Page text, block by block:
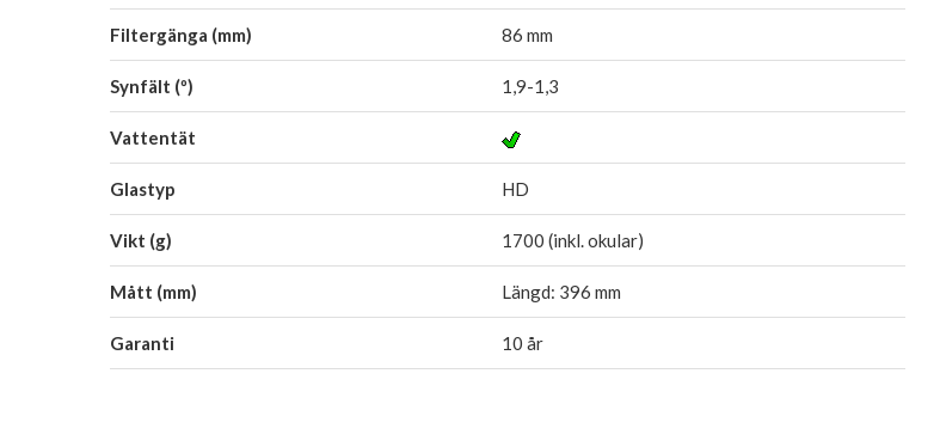
Filtergänga (mm) 86 mm
Synfält (º) 1,9-1,3
Vattentät
Glastyp HD
Vikt (g) 1700 (inkl. okular)
Mått (mm) Längd: 396 mm
Garanti 10 år